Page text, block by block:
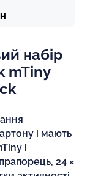
набір
mTiny
і мають
і
24 ×